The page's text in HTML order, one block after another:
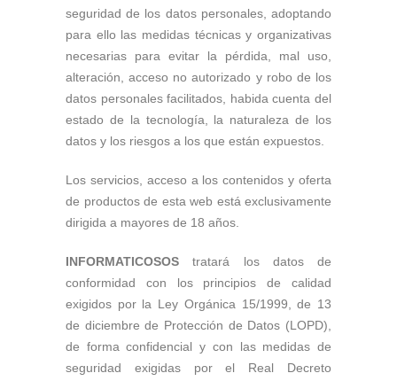
seguridad de los datos personales, adoptando
para ello las medidas técnicas y organizativas
necesarias para evitar la pérdida, mal uso,
alteración, acceso no autorizado y robo de los
datos personales facilitados, habida cuenta del
estado de la tecnología, la naturaleza de los
datos y los riesgos a los que están expuestos.
Los servicios, acceso a los contenidos y oferta
de productos de esta web está exclusivamente
dirigida a mayores de 18 años.
INFORMATICOSOStratará los datos de
conformidad con los principios de calidad
exigidos por la Ley Orgánica 15/1999, de 13
de diciembre de Protección de Datos (LOPD),
de forma confidencial y con las medidas de
seguridad exigidas por el Real Decreto